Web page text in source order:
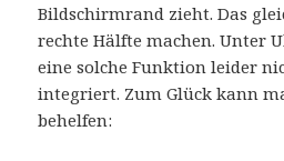
Bildschirmrand zieht. Das
rechte Hälfte machen. Unter
eine solche Funktion leider
integriert. Zum Glück kann
behelfen: